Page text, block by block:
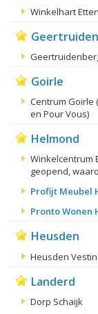
Winkelhart
Goirle
Centrum Goirle
en Pour Vous)
Helmond
Winkelcentrum
geopend,
Profijt Meubel
Pronto Wonen
Heusden
Heusden
Landerd
Dorp Schaijk